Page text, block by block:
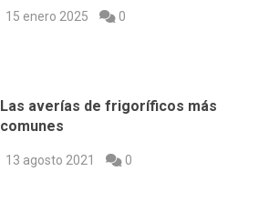
15 enero 2025 0
Las averías de frigoríficos más
comunes
13 agosto 2021 0